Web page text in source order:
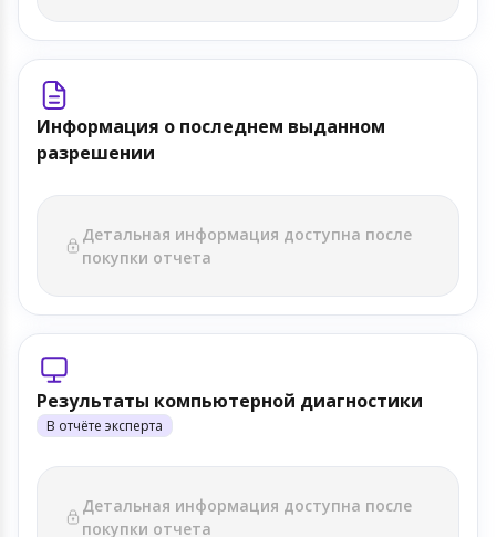
Информация о последнем выданном
разрешении
Детальная информация доступна после
покупки отчета
Результаты компьютерной диагностики
В отчёте эксперта
Детальная информация доступна после
покупки отчета